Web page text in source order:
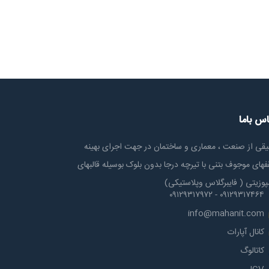
باما
از صنعت ، معماری و ساختمان در جهت اجرای بهینه
موجوف بتنی با تیرچه درجا بدون بلوک بوسیله قالبهای
( فایبرگلاس وپلاستیکی)
۰۹۱۲۹۳۱۷۴۶۴ - ۰۹۱۲۹۳۱۷۹۷۲
info@mahanit.com
کانال آپارات
کاتالوگ